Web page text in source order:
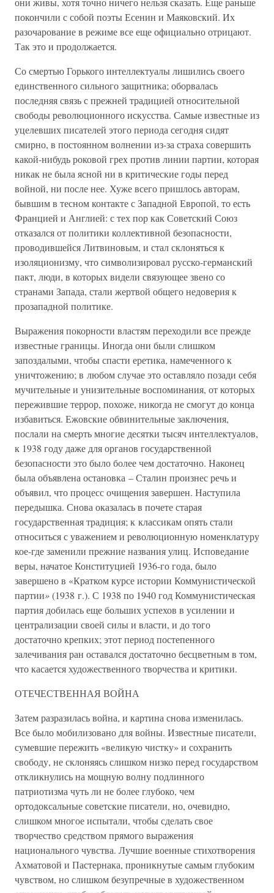
покончили с собой поэты Есенин и Маяковский. Их
разочарование в режиме все еще официально отрицают.
Так это и продолжается.
Со смертью Горького интеллектуалы лишились своего
единственного сильного защитника; оборвалась
последняя связь с прежней традицией относительной
свободы революционного искусства. Самые известные из
уцелевших писателей этого периода сегодня сидят
смирно, в постоянном волнении из-за страха совершить
какой-нибудь роковой грех против линии партии, которая
никак не была ясной ни в критические годы перед
войной, ни после нее. Хуже всего пришлось авторам,
бывшим в тесном контакте с Западной Европой, то есть
Францией и Англией: с тех пор как Советский Союз
отказался от политики коллективной безопасности,
проводившейся Литвиновым, и стал склоняться к
изоляционизму, что символизировал русско-германский
пакт, люди, в которых видели связующее звено со
странами Запада, стали жертвой общего недоверия к
прозападной политике.
Выражения покорности властям переходили все прежде
известные границы. Иногда они были слишком
запоздалыми, чтобы спасти еретика, намеченного к
уничтожению; в любом случае это оставляло позади себя
мучительные и унизительные воспоминания, от которых
пережившие террор, похоже, никогда не смогут до конца
избавиться. Ежовские обвинительные заключения,
послали на смерть многие десятки тысяч интеллектуалов,
к 1938 году даже для органов государственной
безопасности это было более чем достаточно. Наконец
была объявлена остановка – Сталин произнес речь и
объявил, что процесс очищения завершен. Наступила
передышка. Снова оказалась в почете старая
государственная традиция; к классикам опять стали
относиться с уважением и революционную номенклатуру
кое-где заменили прежние названия улиц. Исповедание
веры, начатое Конституцией 1936-го года, было
завершено в «Кратком курсе истории Коммунистической
партии»(1938 г.). С 1938 по 1940 год Коммунистическая
партия добилась еще больших успехов в усилении и
централизации своей силы и власти, и до того
достаточно крепких; этот период постепенного
залечивания ран оставался достаточно бесцветным в том,
что касается художественного творчества и критики.
ОТЕЧЕСТВЕННАЯ ВОЙНА
Затем разразилась война, и картина снова изменилась.
Все было мобилизовано для войны. Известные писатели,
сумевшие пережить «великую чистку» и сохранить
свободу, не склоняясь слишком низко перед государством
откликнулись на мощную волну подлинного
патриотизма чуть ли не более глубоко, чем
ортодоксальные советские писатели, но, очевидно,
слишком многое испытали, чтобы сделать свое
творчество средством прямого выражения
национального чувства. Лучшие военные стихотворения
Ахматовой и Пастернака, проникнутые самым глубоким
чувством, но слишком безупречные в художественном